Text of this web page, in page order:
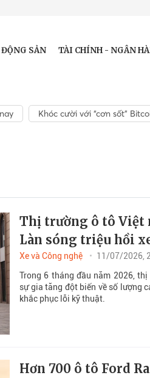
SẢN TÀI CHÍNH - NGÂN
Khóc cười với “cơn sốt”
Thị trường ô tô Việt
Làn sóng triệu hồi
Xe và Công nghệ
11/07/2026,
Trong 6 tháng đầu năm 2026,
sự gia tăng đột biến về số lượng
khắc phục lỗi kỹ thuật.
Hơn 700 ô tô Ford